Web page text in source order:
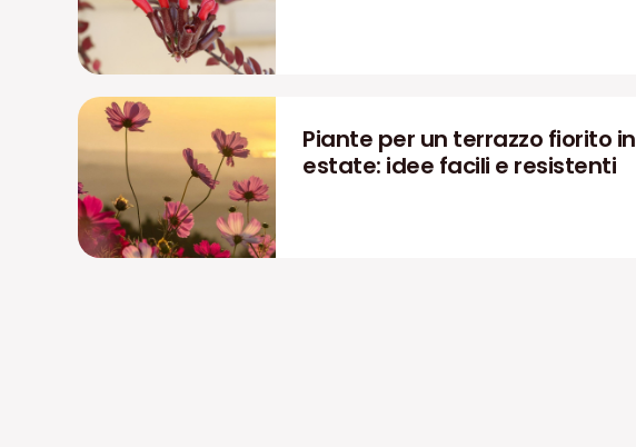
Piante per un terrazzo fiorito in
estate: idee facili e resistenti